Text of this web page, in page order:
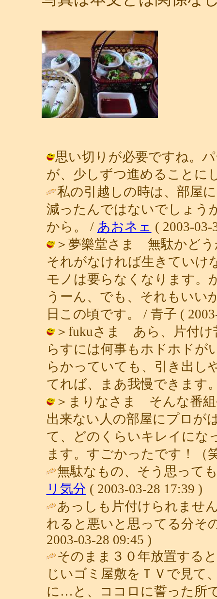
思い切りが必要ですね。
が、少しずつ進めることに
私の引越しの時は、部屋
減ったんではないでしょ
から。 / あおネェ ( 2003-03-
＞夢樂堂さま 無駄かどう
それがなければ生きていけ
モノは要らなくなります。
うーん、でも、それもいい
日この頃です。 / 青子 (
＞fukuさま あら、片付け
らすには何事もホドホドが
らかっていても、引き出し
てれば、まあ我慢できます
＞まりなさま そんな番組
出来ない人の部屋にプロが
て、どのくらいキレイにな
ます。すごかったです！（
無駄なもの、そう思って
リ気分 ( 2003-03-28 17:39 )
あっしも片付けられませ
れると悪いと思ってる分そ
2003-03-28 09:45 )
そのまま３０年放置する
じいゴミ屋敷をＴＶで見て
に…と、ココロに誓った所